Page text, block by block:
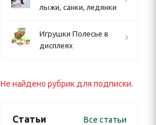
лыжи, санки, ледянки
Игрушки Полесье в
дисплеях
Не найдено рубрик для подписки.
Статьи Все статьи